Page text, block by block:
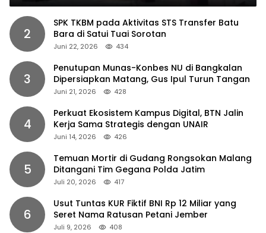
2
SPK TKBM pada Aktivitas STS Transfer Batu
Bara di Satui Tuai Sorotan
Juni 22, 2026 434
3
Penutupan Munas-Konbes NU di Bangkalan
Dipersiapkan Matang, Gus Ipul Turun Tangan
Juni 21, 2026 428
4
Perkuat Ekosistem Kampus Digital, BTN Jalin
Kerja Sama Strategis dengan UNAIR
Juni 14, 2026 426
5
Temuan Mortir di Gudang Rongsokan Malang
Ditangani Tim Gegana Polda Jatim
Juli 20, 2026 417
6
Usut Tuntas KUR Fiktif BNI Rp 12 Miliar yang
Seret Nama Ratusan Petani Jember
Juli 9, 2026 408